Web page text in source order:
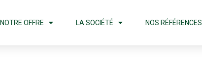
NOTRE OFFRE LA SOCIÉTÉ NOS RÉFÉRENCES